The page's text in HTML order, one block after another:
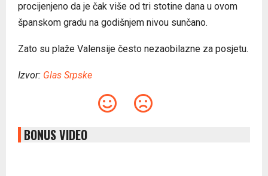
procijenjeno da je čak više od tri stotine dana u ovom
španskom gradu na godišnjem nivou sunčano.
Zato su plaže Valensije često nezaobilazne za posjetu.
Izvor: Glas Srpske
BONUS VIDEO